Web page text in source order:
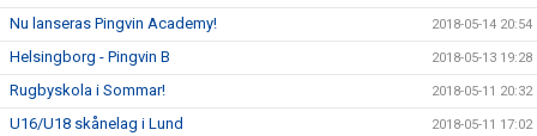
Nu lanseras Pingvin Academy! 2018-05-14 20:54
Helsingborg - Pingvin B 2018-05-13 19:28
Rugbyskola i Sommar! 2018-05-11 20:32
U16/U18 skånelag i Lund 2018-05-11 17:02